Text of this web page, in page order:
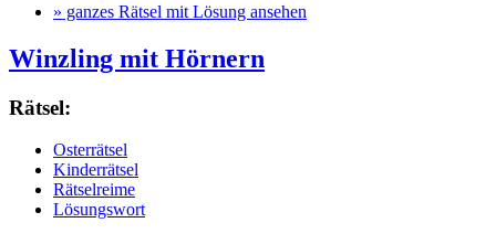
» ganzes Rätsel mit Lösung ansehen
Winzling mit Hörnern
Rätsel:
Osterrätsel
Kinderrätsel
Rätselreime
Lösungswort